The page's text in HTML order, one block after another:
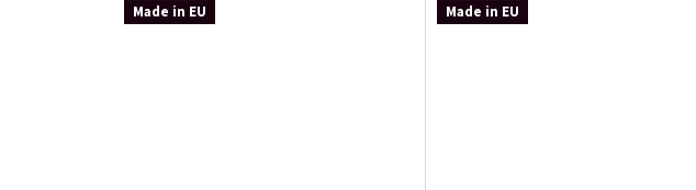
Made in EU Made in EU